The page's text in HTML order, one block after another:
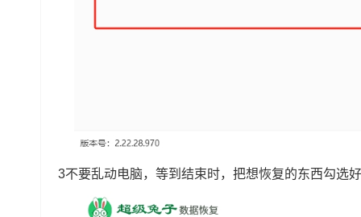
3不要乱动电脑，等到结束时，把想恢复的东西勾选